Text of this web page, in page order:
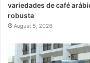
variedades de café
robusta
August 5, 2026